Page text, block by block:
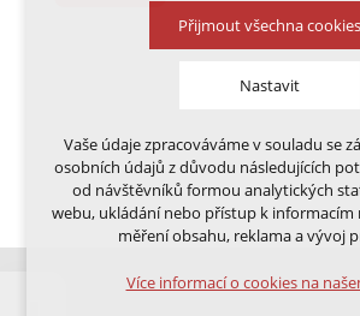
Přijmout všechna cookies
Nastavit
Technická cookies
nutná pro provozování webu
udržení kontextu stránek
přihlášení, volby jazyka, apod.
Volitelná cookies
analytická pro anonymizované
Vaše údaje zpracováváme v souladu se
osobních údajů z důvodu následujících
od návštěvníků formou analytických
webu, ukládání nebo přístup k informacím
měření obsahu, reklama a vývoj
Více informací o cookies na